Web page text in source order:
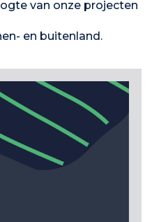
van onze projecten
en buitenland.